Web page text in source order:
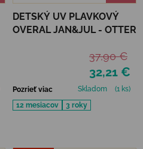
DETSKÝ UV PLAVKOVÝ
OVERAL JAN&JUL - OTTER
32,21 €
37,90 €
Pozrieť viac Skladom
(1 ks)
12 mesiacov
3 roky